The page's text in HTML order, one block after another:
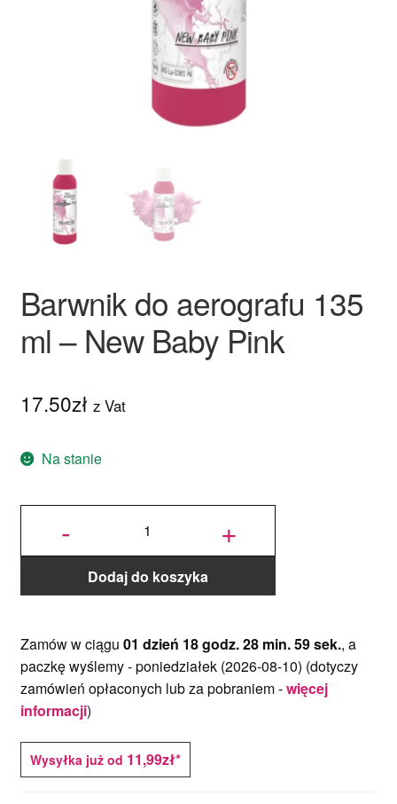
Ozdoby na tort weselny
Barwnik do aerografu 135
ml – New Baby Pink
17.50zł z Vat
Na stanie
-
ilość
aerografu
135 ml -
Baby
Pink
+
Dodaj do koszyka
Zamów w ciągu 01 dzień 18 godz. 28 min. 59 sek., a
paczkę wyślemy -poniedziałek (2026-08-10) (dotyczy
zamówień opłaconych lub za pobraniem -więcej
informacji)
Wysyłka już od 11,99zł*